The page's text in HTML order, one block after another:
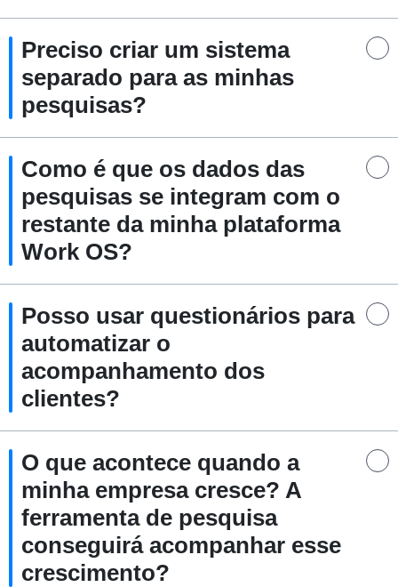
Preciso criar um sistema
separado para as minhas
pesquisas?
Como é que os dados das
pesquisas se integram com o
restante da minha plataforma
Work OS?
Posso usar questionários para
automatizar o
acompanhamento dos
clientes?
O que acontece quando a
minha empresa cresce? A
ferramenta de pesquisa
conseguirá acompanhar esse
crescimento?